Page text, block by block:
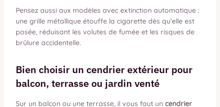
Pensez aussi aux modèles avec extinction automatique :
une grille métallique étouffe la cigarette dès qu’elle est
posée, réduisant les volutes de fumée et les risques de
brûlure accidentelle.
Bien choisir un cendrier extérieur pour
balcon, terrasse ou jardin venté
Sur un balcon ou une terrasse, il vous faut un cendrier